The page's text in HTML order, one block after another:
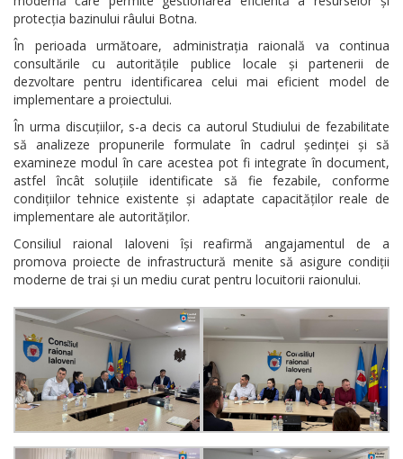
protecția bazinului râului Botna.
În perioada următoare, administrația raională va continua
consultările cu autoritățile publice locale și partenerii de
dezvoltare pentru identificarea celui mai eficient model de
implementare a proiectului.
În urma discuțiilor, s-a decis ca autorul Studiului de fezabilitate
să analizeze propunerile formulate în cadrul ședinței și să
examineze modul în care acestea pot fi integrate în document,
astfel încât soluțiile identificate să fie fezabile, conforme
condițiilor tehnice existente și adaptate capacităților reale de
implementare ale autorităților.
Consiliul raional Ialoveni își reafirmă angajamentul de a
promova proiecte de infrastructură menite să asigure condiții
moderne de trai și un mediu curat pentru locuitorii raionului.